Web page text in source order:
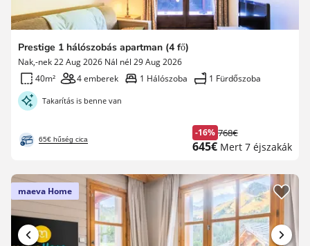
Prestige 1 hálószobás apartman (4 fő)
Nak,-nek 22 Aug 2026 Nál nél 29 Aug 2026
40m²
4 emberek 1 Hálószoba 1 Fürdőszoba
Takarítás is benne van
65€ hűség cica
-16%
Korábbi
díj
768€
Új
645€ Mert 7 éjszakák
maeva Home